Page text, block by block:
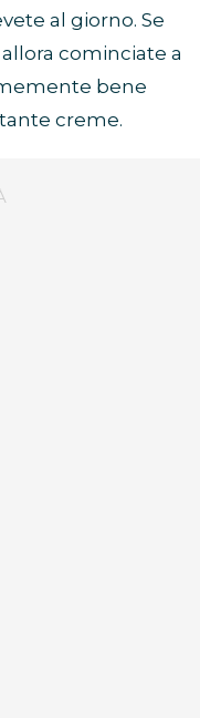
al giorno. Se
cominciate a
bene
creme.